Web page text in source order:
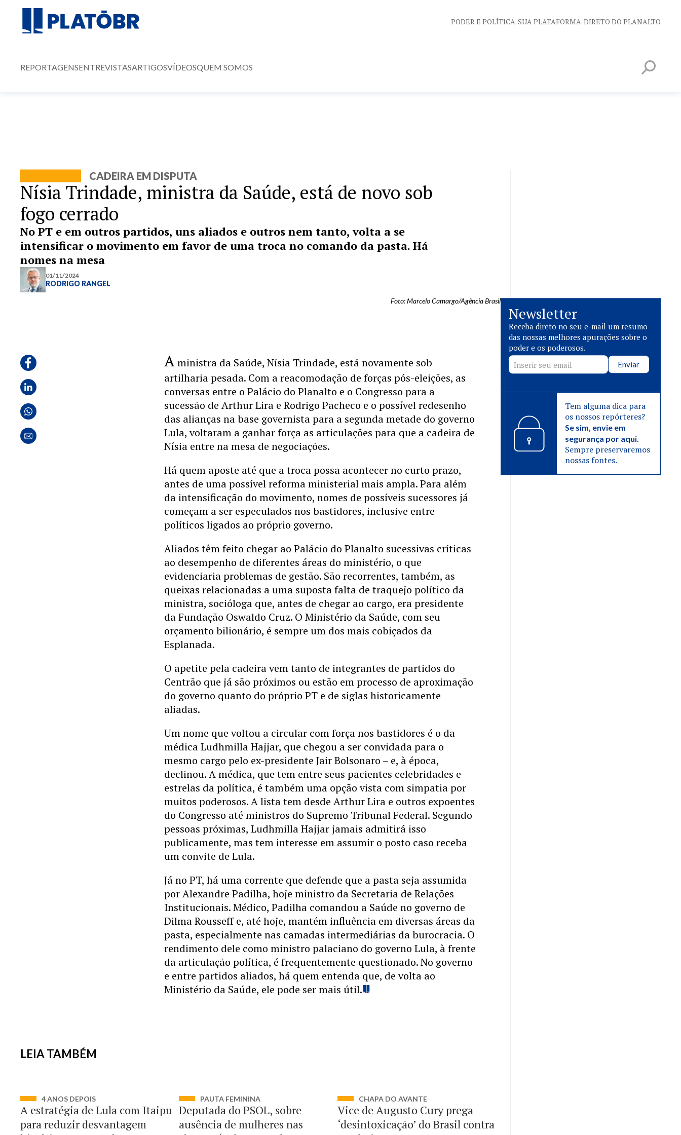
PODER E POLÍTICA. SUA PLATAFORMA. DIRETO DO PLANALTO
REPORTAGENSENTREVISTASARTIGOSVÍDEOSQUEM SOMOS
CADEIRA EM DISPUTA
Nísia Trindade, ministra da Saúde, está de novo sob
fogo cerrado
No PT e em outros partidos, uns aliados e outros nem tanto, volta a se
intensificar o movimento em favor de uma troca no comando da pasta. Há
nomes na mesa
01/11/2024
RODRIGO RANGEL
Foto: Marcelo Camargo/Agência Brasil
Aministra da Saúde, Nísia Trindade, está novamente sob
artilharia pesada. Com a reacomodação de forças pós-eleições, as
conversas entre o Palácio do Planalto e o Congresso para a
sucessão de Arthur Lira e Rodrigo Pacheco e o possível redesenho
das alianças na base governista para a segunda metade do governo
Lula, voltaram a ganhar força as articulações para que a cadeira de
Nísia entre na mesa de negociações.
Há quem aposte até que a troca possa acontecer no curto prazo,
antes de uma possível reforma ministerial mais ampla. Para além
da intensificação do movimento, nomes de possíveis sucessores já
começam a ser especulados nos bastidores, inclusive entre
políticos ligados ao próprio governo.
Aliados têm feito chegar ao Palácio do Planalto sucessivas críticas
ao desempenho de diferentes áreas do ministério, o que
evidenciaria problemas de gestão. São recorrentes, também, as
queixas relacionadas a uma suposta falta de traquejo político da
ministra, socióloga que, antes de chegar ao cargo, era presidente
da Fundação Oswaldo Cruz. O Ministério da Saúde, com seu
orçamento bilionário, é sempre um dos mais cobiçados da
Esplanada.
O apetite pela cadeira vem tanto de integrantes de partidos do
Centrão que já são próximos ou estão em processo de aproximação
do governo quanto do próprio PT e de siglas historicamente
aliadas.
Um nome que voltou a circular com força nos bastidores é o da
médica Ludhmilla Hajjar, que chegou a ser convidada para o
mesmo cargo pelo ex-presidente Jair Bolsonaro – e, à época,
declinou. A médica, que tem entre seus pacientes celebridades e
estrelas da política, é também uma opção vista com simpatia por
muitos poderosos. A lista tem desde Arthur Lira e outros expoentes
do Congresso até ministros do Supremo Tribunal Federal. Segundo
pessoas próximas, Ludhmilla Hajjar jamais admitirá isso
publicamente, mas tem interesse em assumir o posto caso receba
um convite de Lula.
Já no PT, há uma corrente que defende que a pasta seja assumida
por Alexandre Padilha, hoje ministro da Secretaria de Relações
Institucionais. Médico, Padilha comandou a Saúde no governo de
Dilma Rousseff e, até hoje, mantém influência em diversas áreas da
pasta, especialmente nas camadas intermediárias da burocracia. O
rendimento dele como ministro palaciano do governo Lula, à frente
da articulação política, é frequentemente questionado. No governo
e entre partidos aliados, há quem entenda que, de volta ao
Ministério da Saúde, ele pode ser mais útil.
LEIA TAMBÉM
4 ANOS DEPOIS
A estratégia de Lula com Itaipu
para reduzir desvantagem
PAUTA FEMININA
Deputada do PSOL, sobre
ausência de mulheres nas
CHAPA DO AVANTE
Vice de Augusto Cury prega
‘desintoxicação’ do Brasil contra
Newsletter
Receba direto no seu e-mail um resumo
das nossas melhores apurações sobre o
poder e os poderosos.
Enviar
Tem alguma dica para
os nossos repórteres?
Se sim, envie em
segurança por aqui.
Sempre preservaremos
nossas fontes.